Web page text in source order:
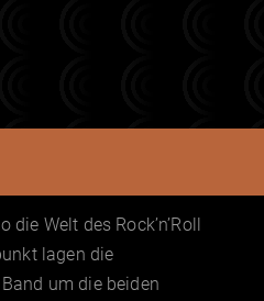
Welt des Rock’n’Roll
lagen die
um die beiden